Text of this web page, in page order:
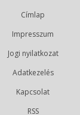
Címlap
Impresszum
Jogi nyilatkozat
Adatkezelés
Kapcsolat
RSS